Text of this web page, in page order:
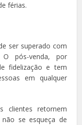
férias.
ser superado com
pós-venda, por
fidelização e tem
em qualquer
clientes retornem
se esqueça de